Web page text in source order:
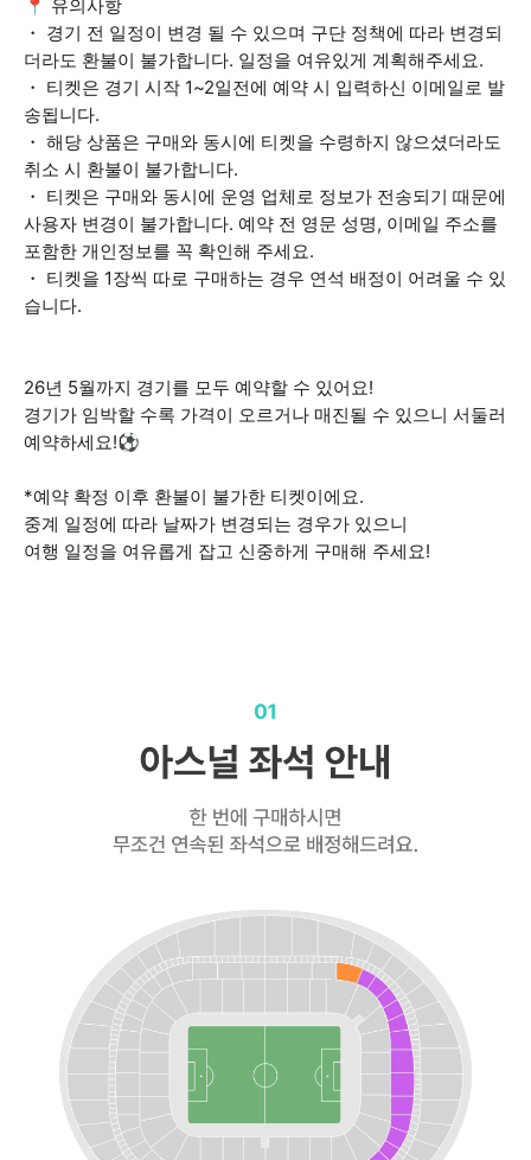
📍 유의사항
・ 경기 전 일정이 변경 될 수 있으며 구단 정책에 따라 변경되
더라도 환불이 불가합니다. 일정을 여유있게 계획해주세요.
・ 티켓은 경기 시작 1~2일전에 예약 시 입력하신 이메일로 발
송됩니다.
・ 해당 상품은 구매와 동시에 티켓을 수령하지 않으셨더라도
취소 시 환불이 불가합니다.
・ 티켓은 구매와 동시에 운영 업체로 정보가 전송되기 때문에
사용자 변경이 불가합니다. 예약 전 영문 성명, 이메일 주소를
포함한 개인정보를 꼭 확인해 주세요.
・ 티켓을 1장씩 따로 구매하는 경우 연석 배정이 어려울 수 있
습니다.
26년 5월까지 경기를 모두 예약할 수 있어요!
경기가 임박할 수록 가격이 오르거나 매진될 수 있으니 서둘러
예약하세요!⚽
*예약 확정 이후 환불이 불가한 티켓이에요.
중계 일정에 따라 날짜가 변경되는 경우가 있으니
여행 일정을 여유롭게 잡고 신중하게 구매해 주세요!